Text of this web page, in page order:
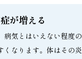
が増える
気とはいえない程度の
なります。体はその炎